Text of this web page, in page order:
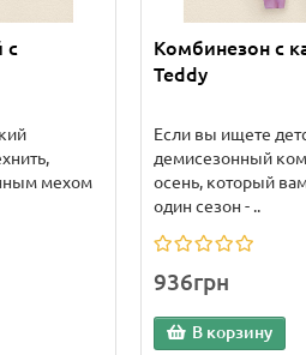
с
мехом
Комбинезон с
Teddy
Если вы ищете
демисезонный
осень, который
один сезон - ..
936грн
В корзину